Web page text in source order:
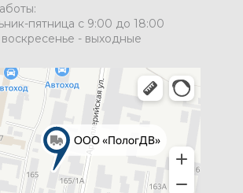
пятница с 9:00 до 18:00
- выходные